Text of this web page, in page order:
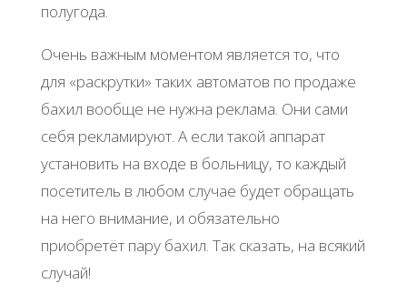
полугода.
Очень важным моментом является то, что
для «раскрутки» таких автоматов по продаже
бахил вообще не нужна реклама. Они сами
себя рекламируют. А если такой аппарат
установить на входе в больницу, то каждый
посетитель в любом случае будет обращать
на него внимание, и обязательно
приобретёт пару бахил. Так сказать, на всякий
случай!